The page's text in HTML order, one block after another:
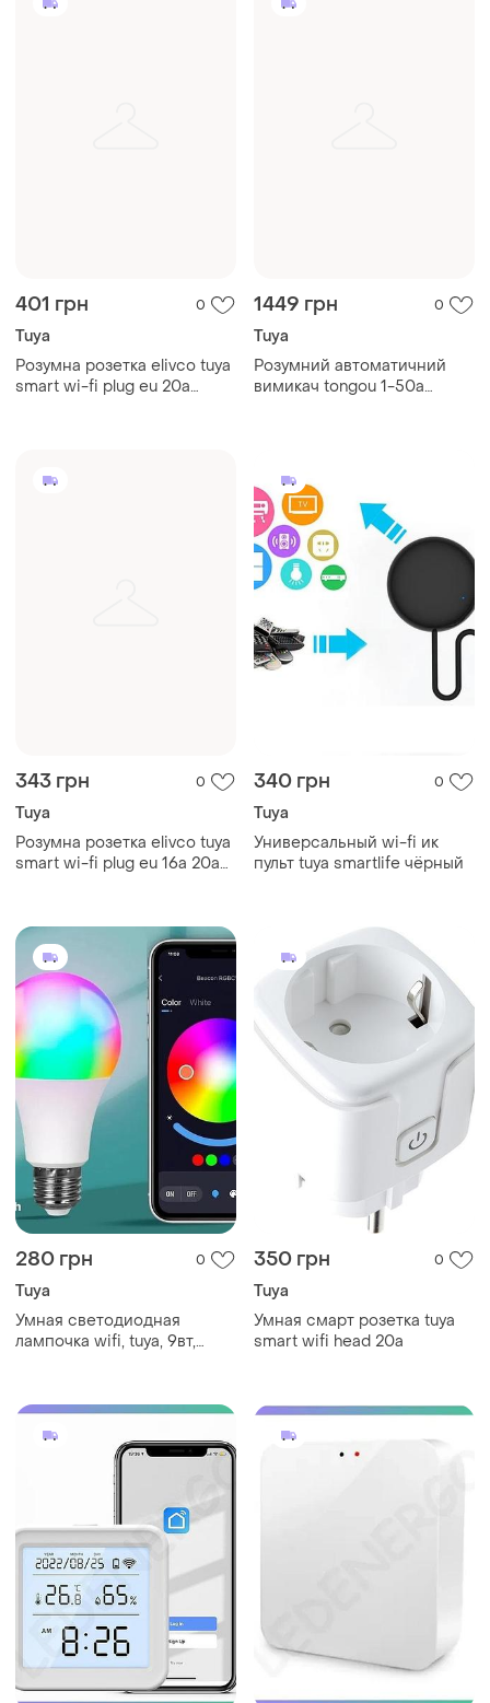
401 грн 0
Tuya
Розумна розетка elivco tuya
smart wi-fi plug eu 20a
1449 грн 0
Tuya
Розумний автоматичний
вимикач tongou 1-50a
343 грн 0
Tuya
Розумна розетка elivco tuya
smart wi-fi plug eu 16a 20a
електроприладами
340 грн 0
Tuya
Универсальный wi-fi ик
пульт tuya smartlife чёрный
280 грн 0
Tuya
Умная светодиодная
лампочка wifi, tuya, 9вт,
телефон
350 грн 0
Tuya
Умная смарт розетка tuya
smart wifi head 20а